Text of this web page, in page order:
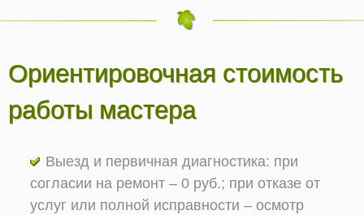
Ориентировочная стоимость
работы мастера
Выезд и первичная диагностика: при
согласии на ремонт – 0 руб.; при отказе от
услуг или полной исправности – осмотр